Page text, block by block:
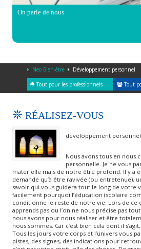
On parle de nous
Neo Bien-être Développement personnel
Tout pour les professionnels Tout
RÉALISEZ-VOUS
développement personnel
Nous avons tous en nous
personnelle. Je ne vous
matérielle mais de notre être profond. Il y a
demande qu’à être ravivée (ou entretenue),
savoir qui vous guidera tout le long de votre
facilement pourquoi l’éducation (scolaire
conditionne le reste de notre vie. Lors de ce
apprends pas ou l’on ne nous précise pas
nous avons pour nous réaliser et être
nous sommes. Car c’est bien cela dont il
Tous les jours votre corps et l’univers vous
pistes, des signes, des indications pour